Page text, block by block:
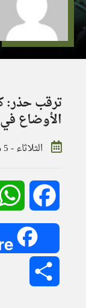
ترقب حذر:
الأوضاع
الثلاثاء - 5 مارس 2019 - 19:39:12